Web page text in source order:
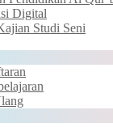
Digital
Studi Seni